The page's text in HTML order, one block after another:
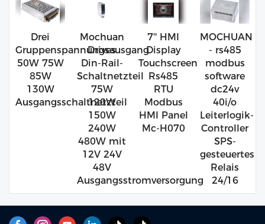
Drei
Gruppenspannungsausgang
50W 75W
85W
130W
Ausgangsschaltnetzteil
Mochuan
Drives
Din-Rail-
Schaltnetzteil
75W
120W
150W
240W
480W mit
12V 24V
48V
Ausgangsstromversorgung
7'' HMI
Display
Touchscreen
Rs485
RTU
Modbus
HMI Panel
Mc-H070
MOCHUAN
- rs485
modbus
software
dc24v
40i/o
Leiterlogik-
Controller
SPS-
gesteuertes
Relais
24/16